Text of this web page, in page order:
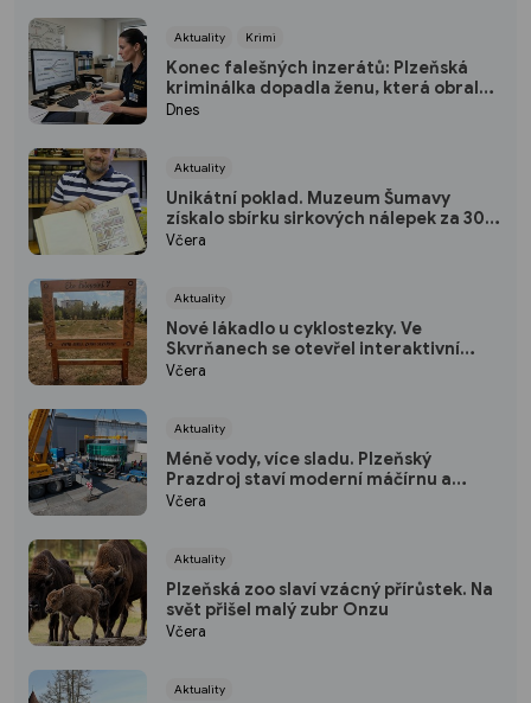
Aktuality Krimi
Konec falešných inzerátů: Plzeňská
kriminálka dopadla ženu, která obrala
desítky lidí po celé republice
Dnes
Aktuality
Unikátní poklad. Muzeum Šumavy
získalo sbírku sirkových nálepek za 300
tisíc
Včera
Aktuality
Nové lákadlo u cyklostezky. Ve
Skvrňanech se otevřel interaktivní
Ekopark
Včera
Aktuality
Méně vody, více sladu. Plzeňský
Prazdroj staví moderní máčírnu a
ušetří miliony litrů vody
Včera
Aktuality
Plzeňská zoo slaví vzácný přírůstek. Na
svět přišel malý zubr Onzu
Včera
Aktuality